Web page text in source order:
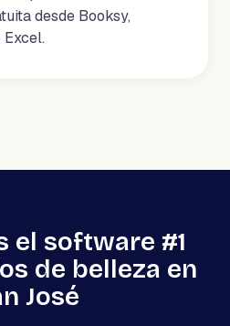
desde Booksy,
el software #1
de belleza en
José